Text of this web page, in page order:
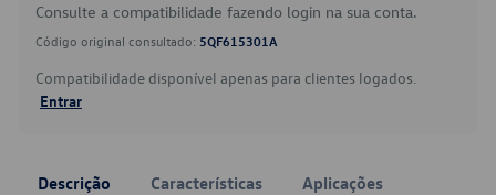
Consulte a compatibilidade fazendo login na sua conta.
Código original consultado: 5QF615301A
Compatibilidade disponível apenas para clientes logados.
Entrar
Descrição Características Aplicações